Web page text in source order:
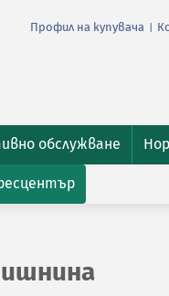
Профил на купувача
обслужване